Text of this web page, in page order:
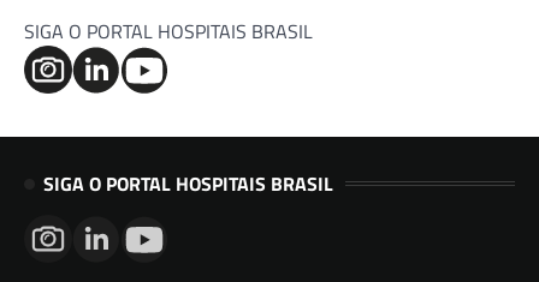
posts
SIGA O PORTAL HOSPITAIS BRASIL
SIGA O PORTAL HOSPITAIS BRASIL